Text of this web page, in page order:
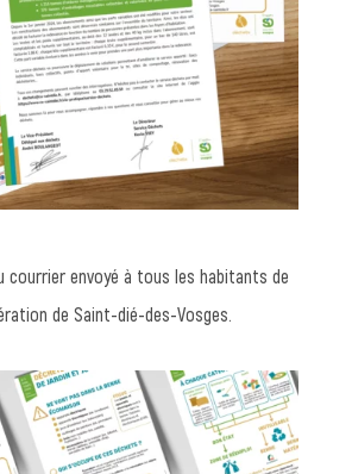
courrier envoyé à tous les habitants de
de Saint-dié-des-Vosges.